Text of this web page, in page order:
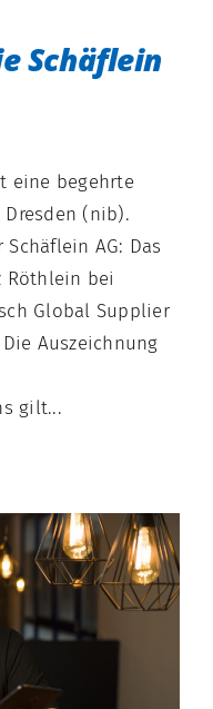
Schäflein
eine begehrte
(nib).
AG: Das
Röthlein bei
Global Supplier
Auszeichnung
gilt...